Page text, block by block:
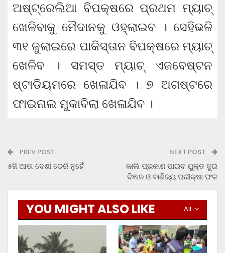
ଅଷ୍ଟ୍ରେଲିଆ ବିପକ୍ଷରେ ପ୍ରଥମ ମ୍ୟାଚ୍
ଖେଳିବାକୁ ମୈଦାନକୁ ଓହ୍ଲାଇବ । ସେହିଭଳି
୩୧ ଜୁଲାଇରେ ପାକିସ୍ତାନ ବିପକ୍ଷରେ ମ୍ୟାଚ୍
ଖେଳିବ । ସମସ୍ତ ମ୍ୟାଚ୍ ଏଜବେଷ୍ଟନ
ଷ୍ଟାଡିୟମରେ ଖେଳାଯିବ । ୭ ଅଗଷ୍ଟରେ
ଫାଇନାଲ ମୁକାବିଲା ଖେଳାଯିବ ।
PREV POST
୫ଜି ଆଉ ବେଶୀ ଡେରି ନୁହେଁ
NEXT POST
କାଲି ପ୍ରକାଶ ପାଇବ ଯୁକ୍ତ ଦୁଇ
ବିଜ୍ଞାନ ଓ ବାଣିଜ୍ୟ ପରୀକ୍ଷା ଫଳ
All
YOU MIGHT ALSO LIKE